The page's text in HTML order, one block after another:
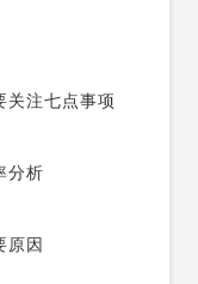
关注七点事项
分析
原因